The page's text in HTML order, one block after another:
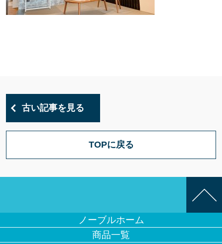
古い記事を見る
TOPに戻る
ノーブルホーム
商品一覧